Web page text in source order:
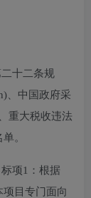
十二条规
、中国政府采
重大税收违法
。
标项1：根据
项目专门面向